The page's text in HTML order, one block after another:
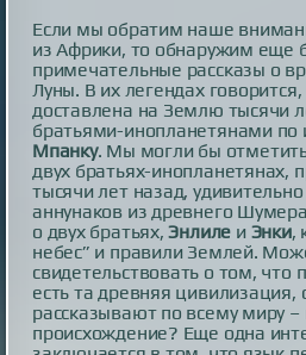
Если мы обратим наше
из Африки, то обнаружим еще
примечательные рассказы о
Луны. В их легендах
доставлена на Землю тысячи
братьями-инопланетянами по
Мпанку. Мы могли бы
двух братьях-
тысячи лет назад,
аннунаков из древнего
о двух братьях,Энлиле и Энки,
небес” и правили Землей.
свидетельствовать о том, что
есть та древняя цивилизация,
рассказывают по всему миру
происхождение? Еще одна